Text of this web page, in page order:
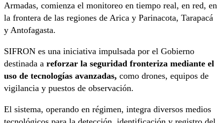
Armadas, comienza el monitoreo en tiempo real, en red, en
la frontera de las regiones de Arica y Parinacota, Tarapacá
y Antofagasta.
SIFRON es una iniciativa impulsada por el Gobierno
destinada a reforzar la seguridad fronteriza mediante el
uso de tecnologías avanzadas, como drones, equipos de
vigilancia y puestos de observación.
El sistema, operando en régimen, integra diversos medios